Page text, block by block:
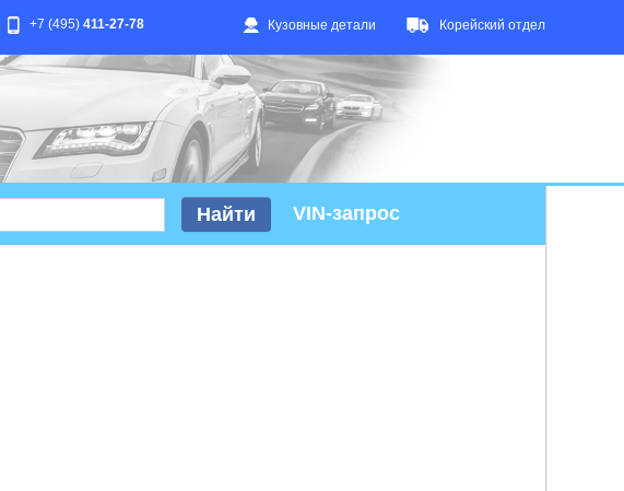
Кузовные детали Корейский отдел
+7 (495) 411-27-78
VIN-запрос